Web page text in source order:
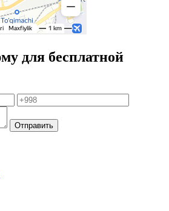
для бесплатной
Отправить